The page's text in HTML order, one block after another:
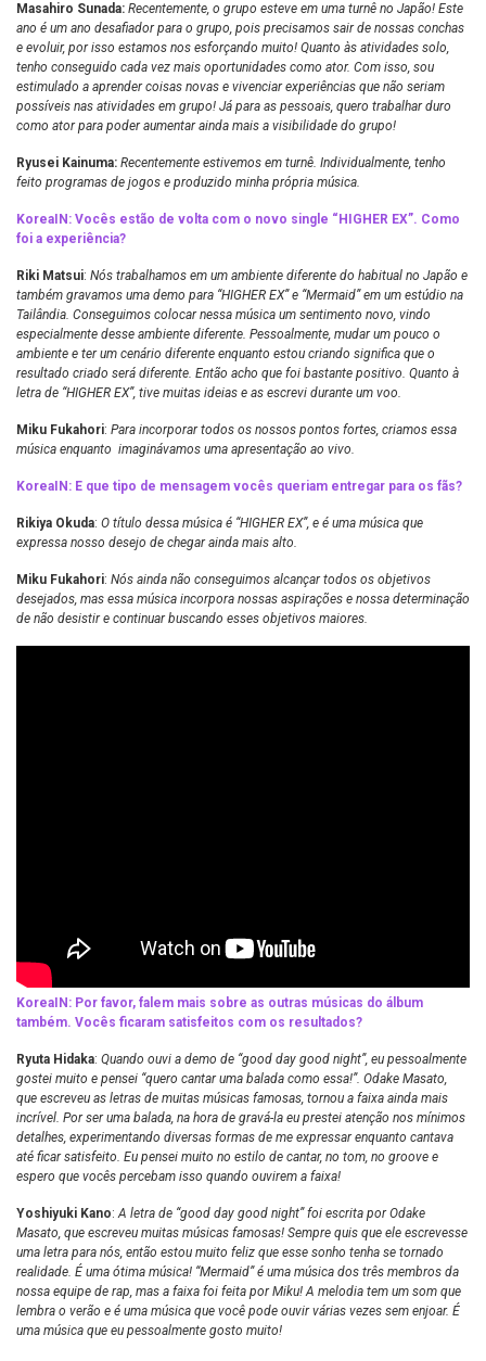
Masahiro Sunada: Recentemente, o grupo esteve em uma turnê no Japão! Este
ano é um ano desafiador para o grupo, pois precisamos sair de nossas conchas
e evoluir, por isso estamos nos esforçando muito! Quanto às atividades solo,
tenho conseguido cada vez mais oportunidades como ator. Com isso, sou
estimulado a aprender coisas novas e vivenciar experiências que não seriam
possíveis nas atividades em grupo! Já para as pessoais, quero trabalhar duro
como ator para poder aumentar ainda mais a visibilidade do grupo!
Ryusei Kainuma: Recentemente estivemos em turnê. Individualmente, tenho
feito programas de jogos e produzido minha própria música.
KoreaIN: Vocês estão de volta com o novo single “HIGHER EX”. Como
foi a experiência?
Riki Matsui: Nós trabalhamos em um ambiente diferente do habitual no Japão e
também gravamos uma demo para “HIGHER EX” e “Mermaid” em um estúdio na
Tailândia. Conseguimos colocar nessa música um sentimento novo, vindo
especialmente desse ambiente diferente. Pessoalmente, mudar um pouco o
ambiente e ter um cenário diferente enquanto estou criando significa que o
resultado criado será diferente. Então acho que foi bastante positivo. Quanto à
letra de “HIGHER EX”, tive muitas ideias e as escrevi durante um voo.
Miku Fukahori: Para incorporar todos os nossos pontos fortes, criamos essa
música enquanto imaginávamos uma apresentação ao vivo.
KoreaIN: E que tipo de mensagem vocês queriam entregar para os fãs?
Rikiya Okuda: O título dessa música é “HIGHER EX”, e é uma música que
expressa nosso desejo de chegar ainda mais alto.
Miku Fukahori: Nós ainda não conseguimos alcançar todos os objetivos
desejados, mas essa música incorpora nossas aspirações e nossa determinação
de não desistir e continuar buscando esses objetivos maiores.
KoreaIN: Por favor, falem mais sobre as outras músicas do álbum
também. Vocês ficaram satisfeitos com os resultados?
Ryuta Hidaka: Quando ouvi a demo de “good day good night”, eu pessoalmente
gostei muito e pensei “quero cantar uma balada como essa!”. Odake Masato,
que escreveu as letras de muitas músicas famosas, tornou a faixa ainda mais
incrível. Por ser uma balada, na hora de gravá-la eu prestei atenção nos mínimos
detalhes, experimentando diversas formas de me expressar enquanto cantava
até ficar satisfeito. Eu pensei muito no estilo de cantar, no tom, no groove e
espero que vocês percebam isso quando ouvirem a faixa!
Yoshiyuki Kano:A letra de “good day good night” foi escrita por Odake
Masato, que escreveu muitas músicas famosas! Sempre quis que ele escrevesse
uma letra para nós, então estou muito feliz que esse sonho tenha se tornado
realidade. É uma ótima música! “Mermaid” é uma música dos três membros da
nossa equipe de rap, mas a faixa foi feita por Miku! A melodia tem um som que
lembra o verão e é uma música que você pode ouvir várias vezes sem enjoar. É
uma música que eu pessoalmente gosto muito!